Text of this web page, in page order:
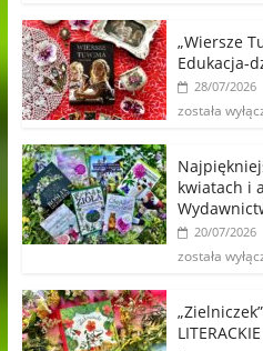
„Wiersze
Edukacja-
28/07/2026
została
kwiatach i
20/07/2026
została
LITERACKIE